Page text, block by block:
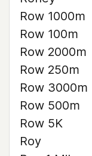
Row 1000m
Row 100m
Row 2000m
Row 250m
Row 3000m
Row 500m
Row 5K
Roy